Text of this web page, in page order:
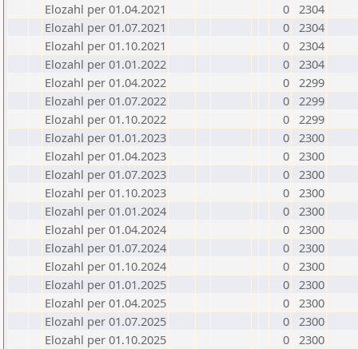
Elozahl per 01.04.2021
0 2304
Elozahl per 01.07.2021
0 2304
Elozahl per 01.10.2021
0 2304
Elozahl per 01.01.2022
0 2304
Elozahl per 01.04.2022
0 2299
Elozahl per 01.07.2022
0 2299
Elozahl per 01.10.2022
0 2299
Elozahl per 01.01.2023
0 2300
Elozahl per 01.04.2023
0 2300
Elozahl per 01.07.2023
0 2300
Elozahl per 01.10.2023
0 2300
Elozahl per 01.01.2024
0 2300
Elozahl per 01.04.2024
0 2300
Elozahl per 01.07.2024
0 2300
Elozahl per 01.10.2024
0 2300
Elozahl per 01.01.2025
0 2300
Elozahl per 01.04.2025
0 2300
Elozahl per 01.07.2025
0 2300
Elozahl per 01.10.2025
0 2300